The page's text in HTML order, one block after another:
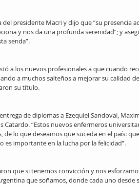
presidente Macri y dijo que “su presencia
y nos da una profunda serenidad”; y
senda”.
a los nuevos profesionales a que cuando
a muchos salteños a mejorar su calidad
su título.
de diplomas a Ezequiel Sandoval,
Catardo. “Estos nuevos enfermeros
de lo que deseamos que suceda en el país:
es importante en la lucha por la felicidad”.
que si tenemos convicción y nos
que soñamos, donde cada uno desde